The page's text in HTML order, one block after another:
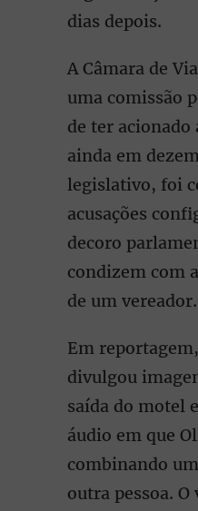
dias depois.
A Câmara de
uma comissão
de ter
ainda em
legislativo, foi
acusações
decoro
condizem com
de um vereador.
Em
divulgou
saída do motel
áudio em que
combinando
outra pessoa.